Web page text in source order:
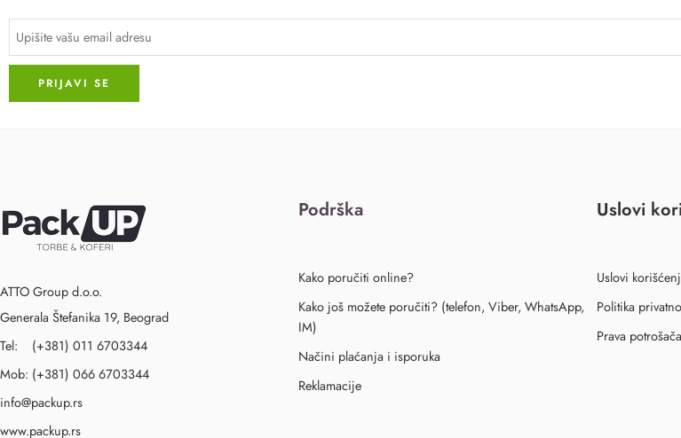
ATTO Group d.o.o.
Generala Štefanika 19, Beograd
Tel: (+381) 011 6703344
Mob: (+381) 066 6703344
info@packup.rs
www.packup.rs
Podrška
Kako poručiti online?
Kako još možete poručiti? (telefon, Viber, WhatsApp,
IM)
Načini plaćanja i isporuka
Reklamacije
Uslovi
Uslovi
Politika
Prava potrošača